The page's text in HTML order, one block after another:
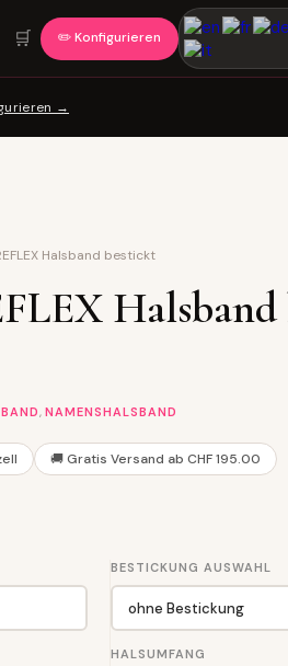
🛒 ✏️ Konfigurieren
→
Halsband bestickt
, NAMENSHALSBAND
🚚 Gratis Versand ab CHF 195.00
BESTICKUNG AUSWAHL
HALSUMFANG